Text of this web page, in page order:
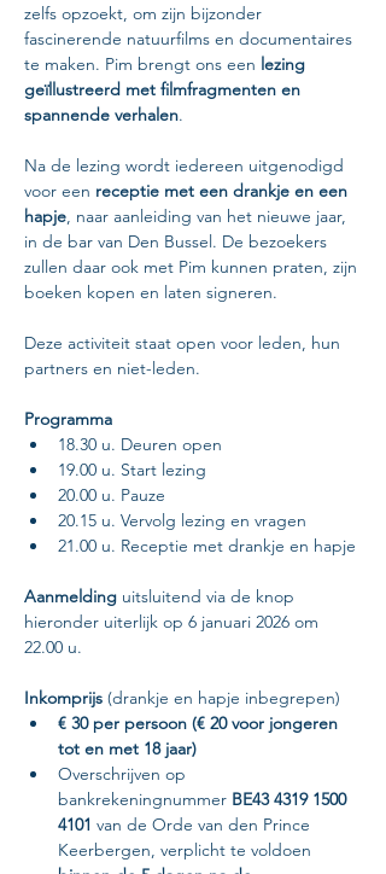
zelfs opzoekt, om zijn bijzonder
fascinerende natuurfilms en documentaires
te maken. Pim brengt ons een lezing
geïllustreerd met filmfragmenten en
spannende verhalen.
Na de lezing wordt iedereen uitgenodigd
voor een receptie met een drankje en een
hapje, naar aanleiding van het nieuwe jaar,
in de bar van Den Bussel. De bezoekers
zullen daar ook met Pim kunnen praten, zijn
boeken kopen en laten signeren.
Deze activiteit staat open voor leden, hun
partners en niet-leden.
Programma
18.30 u. Deuren open
19.00 u. Start lezing
20.00 u. Pauze
20.15 u. Vervolg lezing en vragen
21.00 u. Receptie met drankje en hapje
Aanmelding uitsluitend via de knop
hieronder uiterlijk op 6 januari 2026 om
22.00 u.
Inkomprijs (drankje en hapje inbegrepen)
€ 30 per persoon (€ 20 voor jongeren
tot en met 18 jaar)
Overschrijven op
bankrekeningnummer BE43 4319 1500
4101 van de Orde van den Prince
Keerbergen, verplicht te voldoen